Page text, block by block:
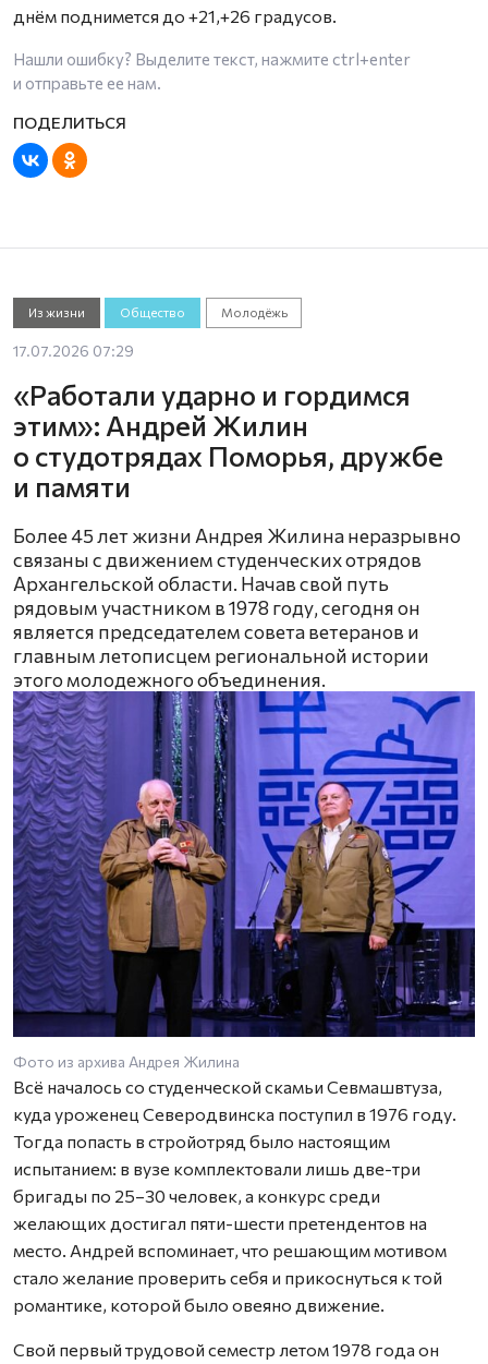
днём поднимется до +21,+26 градусов.
Нашли ошибку? Выделите текст, нажмите ctrl+enter
и отправьте ее нам.
Из жизни Общество Молодёжь
17.07.2026 07:29
«Работали ударно и гордимся
этим»: Андрей Жилин
о студотрядах Поморья, дружбе
и памяти
Более 45 лет жизни Андрея Жилина неразрывно
связаны с движением студенческих отрядов
Архангельской области. Начав свой путь
рядовым участником в 1978 году, сегодня он
является председателем совета ветеранов и
главным летописцем региональной истории
этого молодежного объединения.
Фото из архива Андрея Жилина
Всё началось со студенческой скамьи Севмашвтуза,
куда уроженец Северодвинска поступил в 1976 году.
Тогда попасть в стройотряд было настоящим
испытанием: в вузе комплектовали лишь две-три
бригады по 25–30 человек, а конкурс среди
желающих достигал пяти-шести претендентов на
место. Андрей вспоминает, что решающим мотивом
стало желание проверить себя и прикоснуться к той
романтике, которой было овеяно движение.
Свой первый трудовой семестр летом 1978 года он